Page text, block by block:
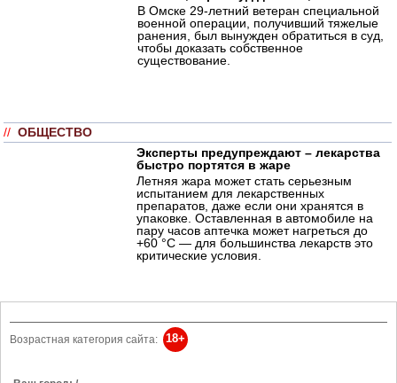
В Омске 29-летний ветеран специальной
военной операции, получивший тяжелые
ранения, был вынужден обратиться в суд,
чтобы доказать собственное
существование.
// ОБЩЕСТВО
Эксперты предупреждают – лекарства
быстро портятся в жаре
Летняя жара может стать серьезным
испытанием для лекарственных
препаратов, даже если они хранятся в
упаковке. Оставленная в автомобиле на
пару часов аптечка может нагреться до
+60 °C — для большинства лекарств это
критические условия.
Возрастная категория сайта: 18+